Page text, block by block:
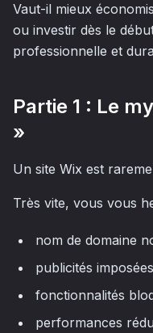
Vaut-il mieux
ou investir dès le
professionnelle et
Partie 1 : Le
»
Un site Wix est
Très vite, vous vous
nom de domaine
publicités
fonctionnalités
performances